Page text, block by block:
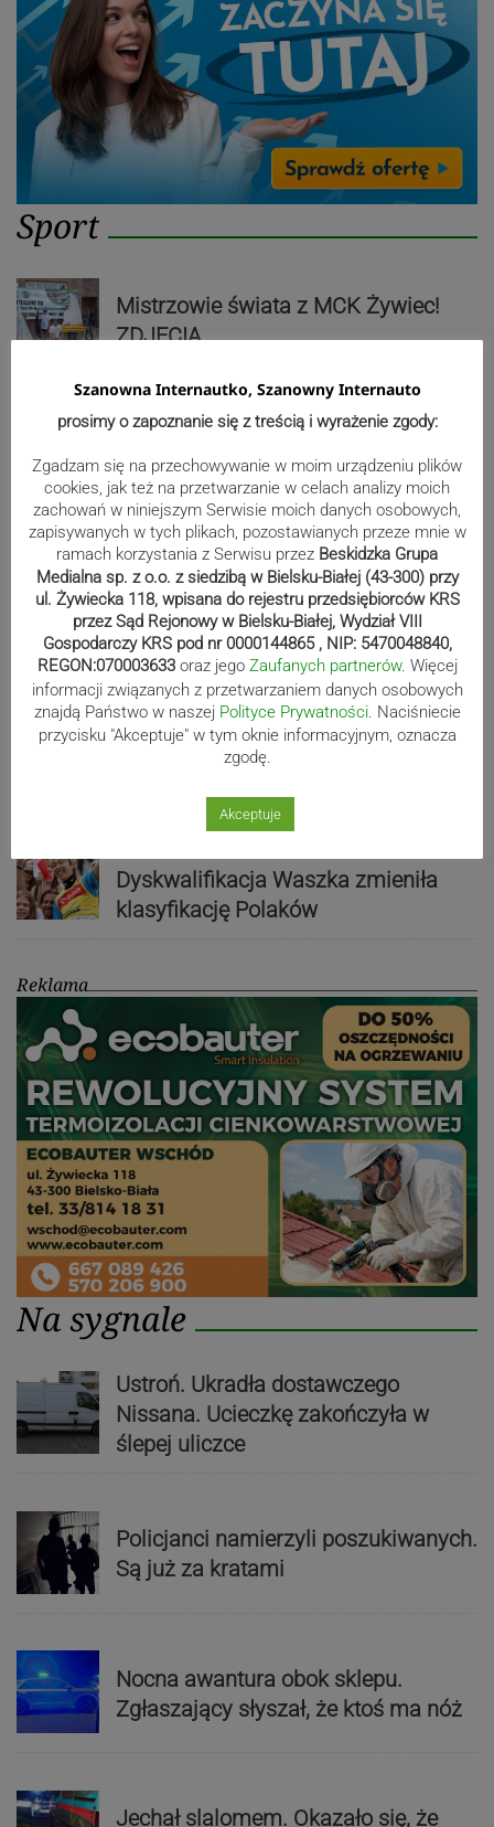
Sport
Mistrzowie świata z MCK Żywiec!
ZDJĘCIA
Bracia Szejowie ruszają po kolejne
punkty. Liderzy mistrzostw
wystartują w Rajdzie Rzeszowskim
80-lecie Soły Kobiernice. Będzie się
działo! SZCZEGÓŁOWY PROGRAM
Kaniów stolicą europejskiego kajak
polo. Kilkadziesiąt drużyn z całej
Europy rywalizowało przez trzy dni
Dyskwalifikacja Waszka zmieniła
klasyfikację Polaków
Reklama
Na sygnale
Ustroń. Ukradła dostawczego
Nissana. Ucieczkę zakończyła w
ślepej uliczce
Policjanci namierzyli poszukiwanych.
Są już za kratami
Nocna awantura obok sklepu.
Zgłaszający słyszał, że ktoś ma nóż
Jechał slalomem. Okazało się, że
Szanowna Internautko, Szanowny Internauto
prosimy o zapoznanie się z treścią i wyrażenie zgody:
Zgadzam się na przechowywanie w moim urządzeniu plików
cookies, jak też na przetwarzanie w celach analizy moich
zachowań w niniejszym Serwisie moich danych osobowych,
zapisywanych w tych plikach, pozostawianych przeze mnie w
ramach korzystania z Serwisu przez Beskidzka Grupa
Medialna sp. z o.o. z siedzibą w Bielsku-Białej (43-300) przy
ul. Żywiecka 118, wpisana do rejestru przedsiębiorców KRS
przez Sąd Rejonowy w Bielsku-Białej, Wydział VIII
Gospodarczy KRS pod nr 0000144865 , NIP: 5470048840,
REGON:070003633 oraz jego Zaufanych partnerów. Więcej
informacji związanych z przetwarzaniem danych osobowych
znajdą Państwo w naszej Polityce Prywatności. Naciśniecie
przycisku "Akceptuje" w tym oknie informacyjnym, oznacza
zgodę.
Akceptuje